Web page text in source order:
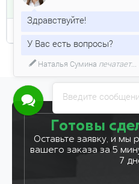
Тип обработки
Готовы
Оставьте заявку, и мы
вашего заказа за 5
7
Введите